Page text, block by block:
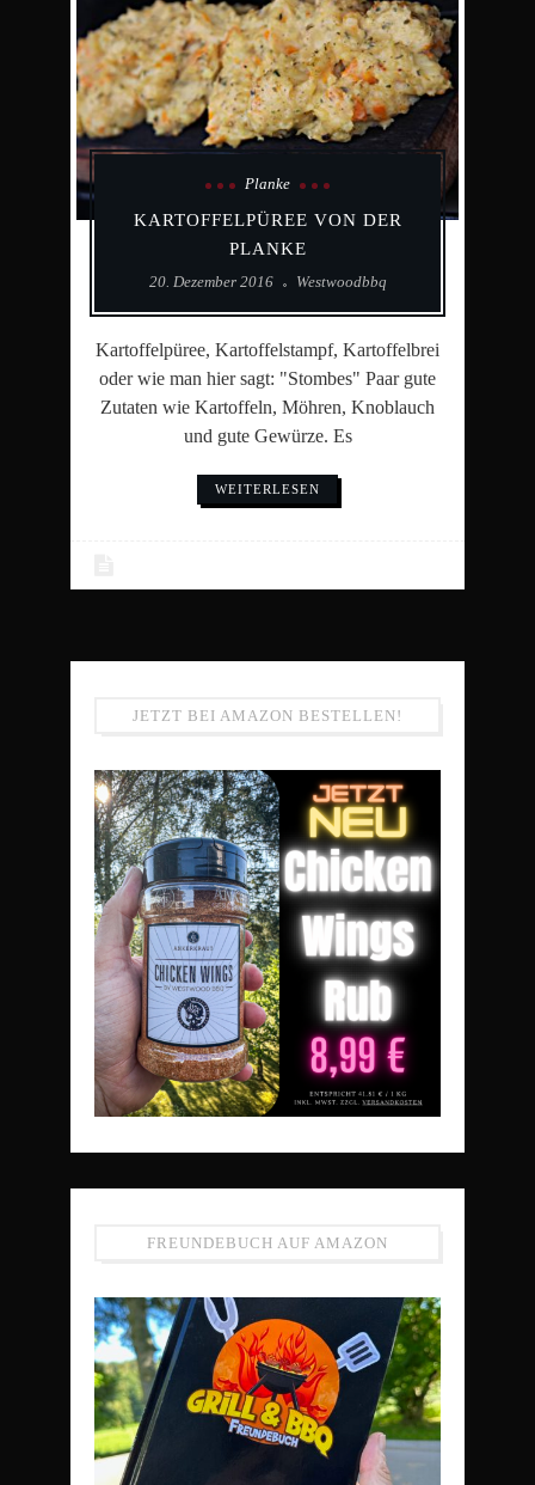
Planke
KARTOFFELPÜREE VON DER
PLANKE
20. Dezember 2016 Westwoodbbq
Kartoffelpüree, Kartoffelstampf, Kartoffelbrei
oder wie man hier sagt: "Stombes" Paar gute
Zutaten wie Kartoffeln, Möhren, Knoblauch
und gute Gewürze. Es
WEITERLESEN
JETZT BEI AMAZON BESTELLEN!
FREUNDEBUCH AUF AMAZON